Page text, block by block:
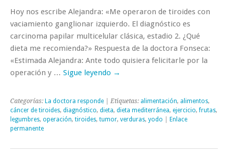
Hoy nos escribe Alejandra: «Me operaron de tiroides con
vaciamiento ganglionar izquierdo. El diagnóstico es
carcinoma papilar multicelular clásica, estadio 2. ¿Qué
dieta me recomienda?» Respuesta de la doctora Fonseca:
«Estimada Alejandra: Ante todo quisiera felicitarle por la
operación y … Sigue leyendo →
Categorías: La doctora responde | Etiquetas: alimentación, alimentos,
cáncer de tiroides, diagnóstico, dieta, dieta mediterránea, ejercicio,frutas,
legumbres, operación, tiroides, tumor, verduras, yodo
Enlace
permanente